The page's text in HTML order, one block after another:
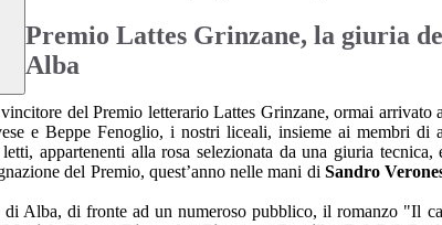
Premio Lattes Grinzane, la giuria
Alba
del Premio letterario Lattes Grinzane, ormai arrivato
e Beppe Fenoglio, i nostri liceali, insieme ai membri di
appartenenti alla rosa selezionata da una giuria
del Premio, quest’anno nelle mani di Sandro
Alba, di fronte ad un numeroso pubblico, il romanzo "Il